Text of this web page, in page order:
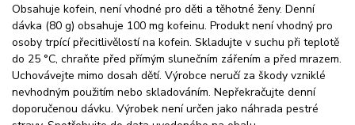
Obsahuje kofein, není vhodné pro děti a těhotné ženy. Denní
dávka (80 g) obsahuje 100 mg kofeinu. Produkt není vhodný pro
osoby trpící přecitlivělostí na kofein. Skladujte v suchu při teplotě
do 25 °C, chraňte před přímým slunečním zářením a před mrazem.
Uchovávejte mimo dosah dětí. Výrobce neručí za škody vzniklé
nevhodným použitím nebo skladováním. Nepřekračujte denní
doporučenou dávku. Výrobek není určen jako náhrada pestré